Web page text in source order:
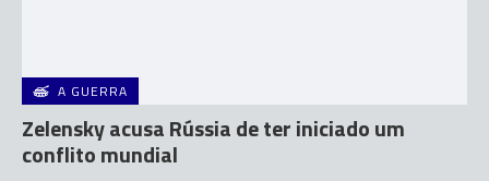
A GUERRA
Zelensky acusa Rússia de ter iniciado um
conflito mundial